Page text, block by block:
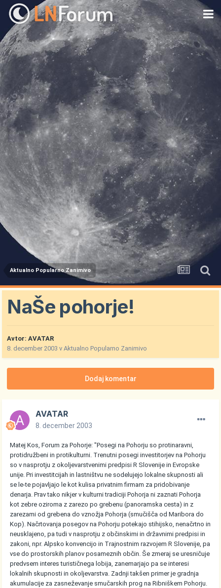
Aktualno Popularno Zanimivo
NaŠe pohorje!
Avtor:AVATAR
8. december 2003 vAktualno Popularno Zanimivo
Dodaj komentar
AVATAR
8. december 2003
Matej Kos, Forum za Pohorje: "Posegi na Pohorju so protinaravni,
protidružbeni in protikulturni. Trenutni posegi investitorjev na Pohorju
so v nasprotju z okoljevarstvenimi predpisi R Slovenije in Evropske
unije. Pri investitcijah in lastništvu ne sodelujejo lokalne skupnosti ali
se le-te pojavljajo le kot kulisa privatnim firmam za pridobivanje
denarja. Prav tako nikjer v kulturni tradiciji Pohorja ni zaznati Pohorja
kot zebre oziroma z zarezo po grebenu (panoramska cesta) in z
zarezami od grebena do vznožja Pohorja (smučišča od Maribora do
Kop). Načrtovanja posegov na Pohorju potekajo stihijsko, nenačrtno in
neusklajeno, pa tudi v nasprotju z občinskimi in državnimi predpisi in
zakoni, npr. Alpsko konvencijo in Trajnostnim razvojem R Slovenije, pa
vse do prostorskih planov posameznih občin. Še zmeraj se uresničuje
predvsem interes turističnega lobija, zanemarjajo pa se interesi
lokalnih skupnosti in okoljevarstva. Zadnji takšen primer je gradnja
akumulacije za zasneževanje smučarskih prog na Ribniškem Pohorju.